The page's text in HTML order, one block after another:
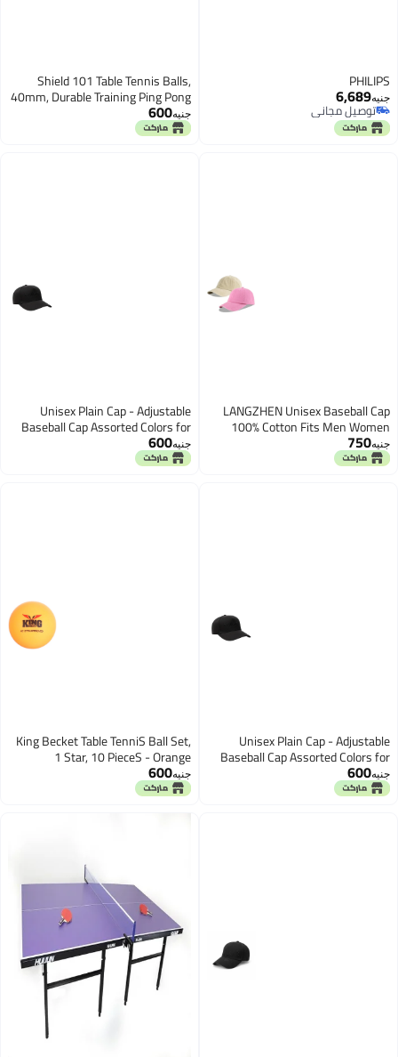
PHILIPS
جنيه6,689
توصيل مجاني
توصيل مجاني
Shield 101 Table Tennis Balls,
40mm, Durable Training Ping Pong
Balls – Pack of 6
جنيه600
LANGZHEN Unisex Baseball Cap
100% Cotton Fits Men Women
Washed Denim Adjustable Dad
Hat, Khaki+pink, L
جنيه750
Unisex Plain Cap - Adjustable
Baseball Cap Assorted Colors for
All Taste
جنيه600
Unisex Plain Cap - Adjustable
Baseball Cap Assorted Colors for
All Taste
جنيه600
King Becket Table TenniS Ball Set,
1 Star, 10 PieceS - Orange
جنيه600